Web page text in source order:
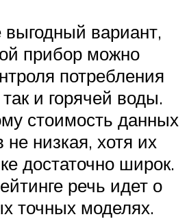
вариант,
прибор можно
потребления
и горячей воды.
стоимость данных
низкая, хотя их
достаточно широк.
речь идет о
точных моделях.